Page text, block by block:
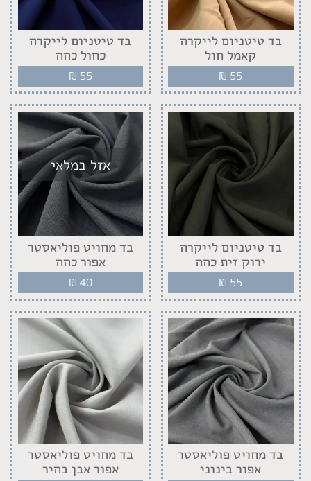
בד טיטניום לייקרה
קאמל חול
₪ 55
בד טיטניום לייקרה
כחול כהה
₪ 55
בד טיטניום לייקרה
ירוק זית כהה
₪ 55
אזל במלאי
בד מחויט פוליאסטר
אפור כהה
₪ 40
בד מחויט פוליאסטר
אפור בינוני
בד מחויט פוליאסטר
אפור אבן בהיר